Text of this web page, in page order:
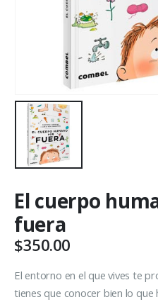
El cuerpo
fuera
$350.00
El entorno en el que vives te
tienes que conocer bien lo